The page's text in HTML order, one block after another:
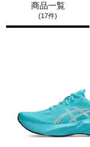
feature.2
商品一覧
(17件)